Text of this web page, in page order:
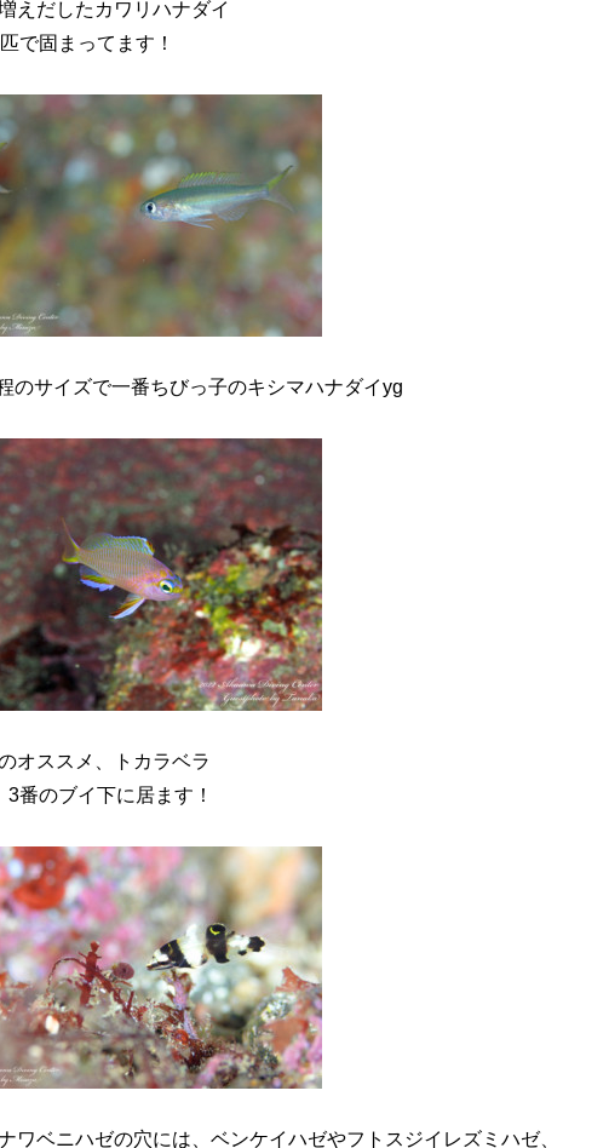
えだしたカワリハナダイ
で固まってます！
のサイズで一番ちびっ子のキシマハナダイyg
オススメ、トカラベラ
3番のブイ下に居ます！
ワベニハゼの穴には、ベンケイハゼやフトスジイレズミハゼ、